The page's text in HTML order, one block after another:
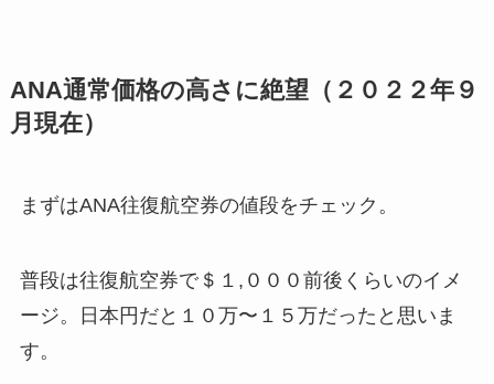
ANA通常価格の高さに絶望（２０２２年９
月現在）
まずはANA往復航空券の値段をチェック。
普段は往復航空券で＄１,０００前後くらいのイメ
ージ。日本円だと１０万〜１５万だったと思いま
す。